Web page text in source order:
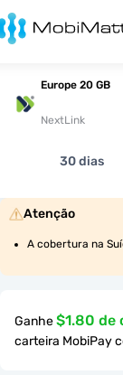
Europe 20 GB
NextLink
30 dias
Atenção
A cobertura na
Ganhe$1.80 de
carteira MobiPay